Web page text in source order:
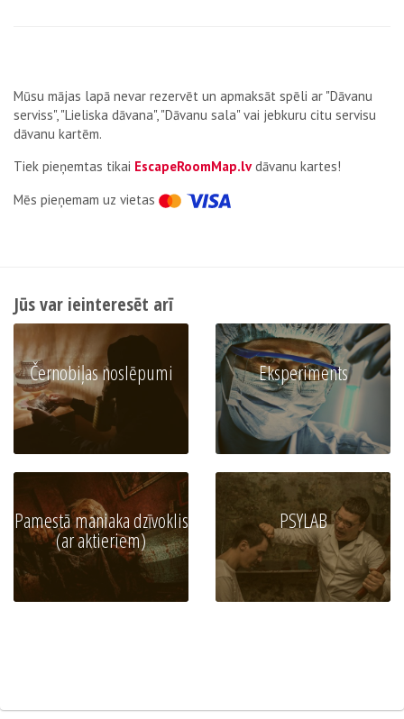
Mūsu mājas lapā nevar rezervēt un apmaksāt spēli ar "Dāvanu
serviss", "Lieliska dāvana", "Dāvanu sala" vai jebkuru citu servisu
dāvanu kartēm.
Tiek pieņemtas tikai EscapeRoomMap.lvdāvanu kartes!
Мēs pieņemam uz vietas
Jūs var ieinteresēt arī
Černobiļas noslēpumi Eksperiments
Pamestā maniaka dzīvoklis
(ar aktieriem)
PSYLAB